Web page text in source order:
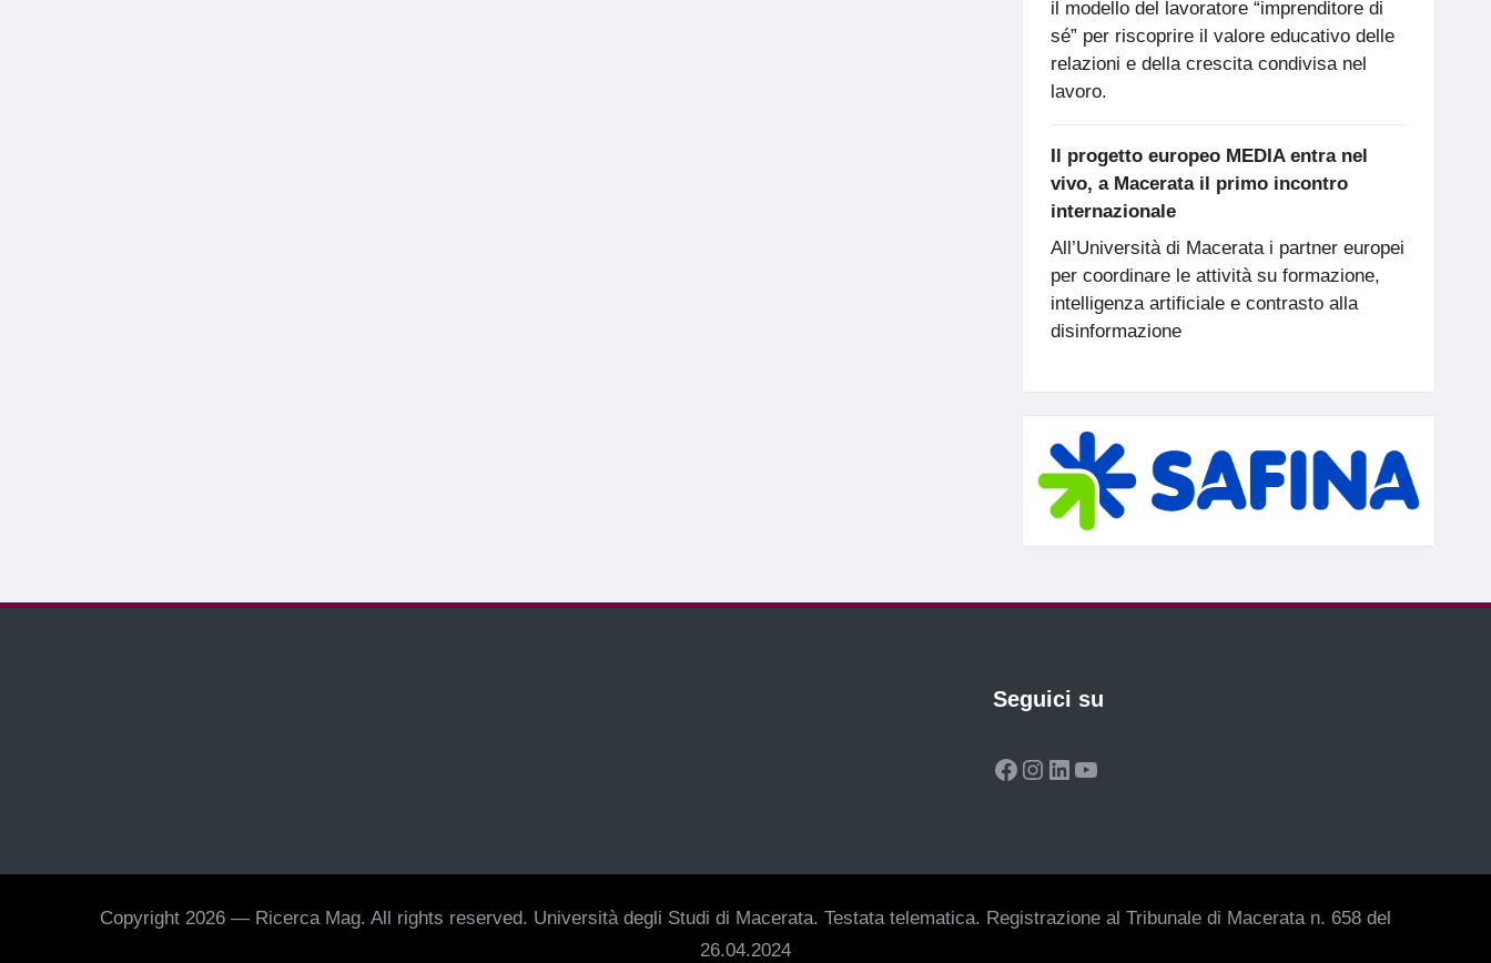
il modello del lavoratore “imprenditore di
sé” per riscoprire il valore educativo delle
relazioni e della crescita condivisa nel
lavoro.
Il progetto europeo MEDIA entra nel
vivo, a Macerata il primo incontro
internazionale
All’Università di Macerata i partner europei
per coordinare le attività su formazione,
intelligenza artificiale e contrasto alla
disinformazione
Seguici su
Facebook
Instagram
LinkedIn
YouTube
Copyright 2026 — Ricerca Mag. All rights reserved. Università degli Studi di Macerata. Testata telematica. Registrazione al Tribunale di Macerata n. 658 del
26.04.2024